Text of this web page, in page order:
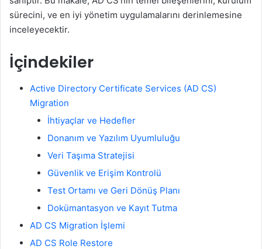
sürecini, ve en iyi yönetim uygulamalarını derinlemesine
inceleyecektir.
İçindekiler
Active Directory Certificate Services (AD CS)
Migration
İhtiyaçlar ve Hedefler
Donanım ve Yazılım Uyumluluğu
Veri Taşıma Stratejisi
Güvenlik ve Erişim Kontrolü
Test Ortamı ve Geri Dönüş Planı
Dokümantasyon ve Kayıt Tutma
AD CS Migration İşlemi
AD CS Role Restore